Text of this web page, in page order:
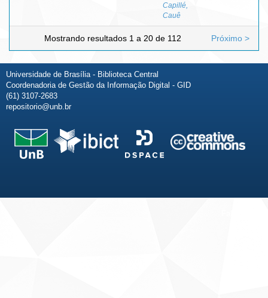
Capillé,
Cauê
Mostrando resultados 1 a 20 de 112 Próximo >
Universidade de Brasília - Biblioteca Central
Coordenadoria de Gestão da Informação Digital - GID
(61) 3107-2683
repositorio@unb.br